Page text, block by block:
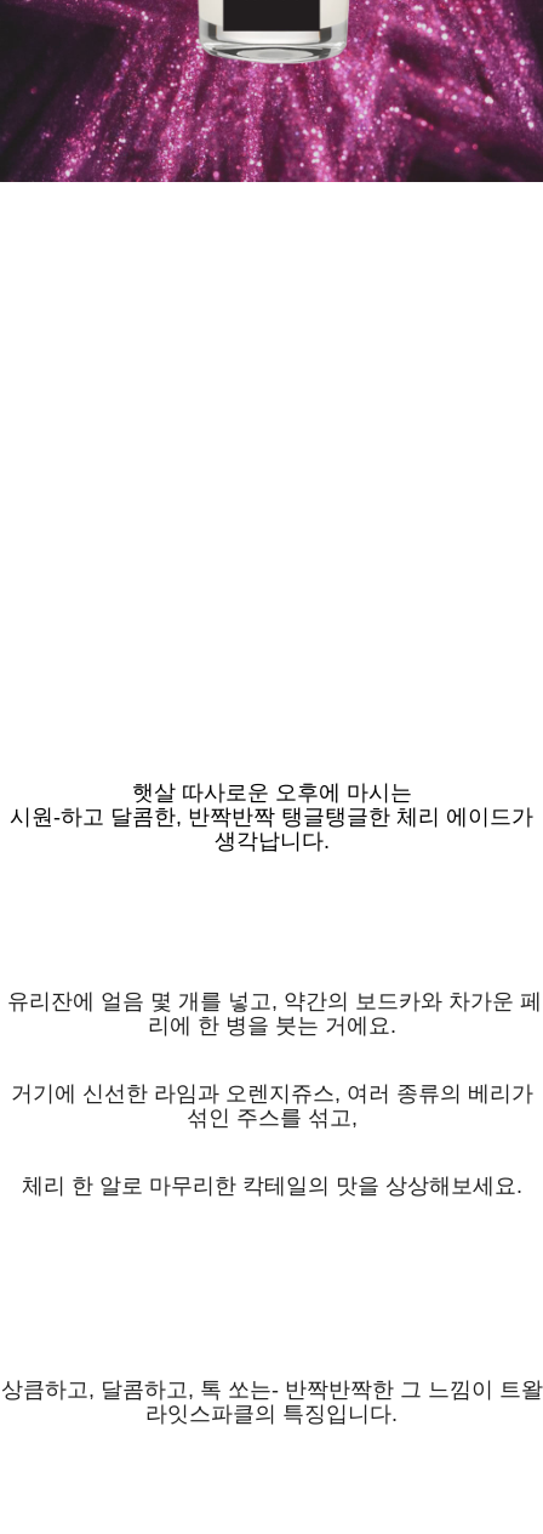
햇살 따사로운 오후에 마시는
시원-하고 달콤한, 반짝반짝 탱글탱글한 체리 에이드가
생각납니다.
유리잔에 얼음 몇 개를 넣고, 약간의 보드카와 차가운 페
리에 한 병을 붓는 거에요.
거기에 신선한 라임과 오렌지쥬스, 여러 종류의 베리가
섞인 주스를 섞고,
체리 한 알로 마무리한 칵테일의 맛을 상상해보세요.
상큼하고, 달콤하고, 톡 쏘는- 반짝반짝한 그 느낌이 트왈
라잇스파클의 특징입니다.